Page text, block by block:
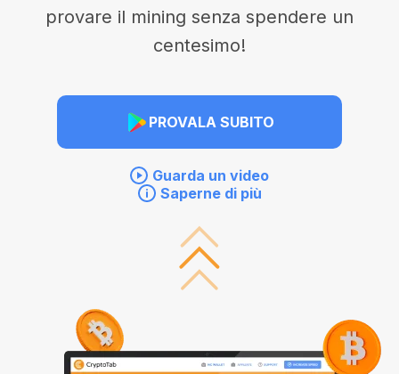
provare il mining senza spendere un
centesimo!
PROVALA SUBITO
Guarda un video
Saperne di più